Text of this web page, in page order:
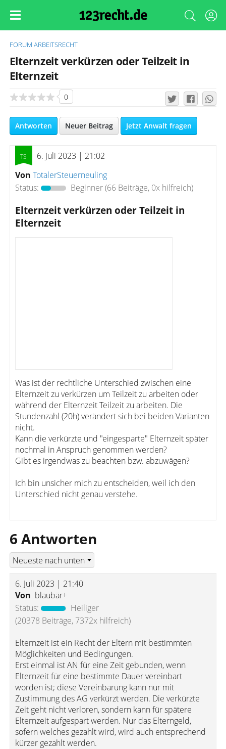
FORUM ARBEITSRECHT
Elternzeit verkürzen oder Teilzeit in
Elternzeit
0
Antworten Neuer Beitrag Jetzt Anwalt fragen
6. Juli 2023 | 21:02
Von TotalerSteuerneuling
Status:
Beginner(66 Beiträge, 0x hilfreich)
Elternzeit verkürzen oder Teilzeit in
Elternzeit
Was ist der rechtliche Unterschied zwischen eine
Elternzeit zu verkürzen um Teilzeit zu arbeiten oder
während der Elternzeit Teilzeit zu arbeiten. Die
Stundenzahl (20h) verändert sich bei beiden Varianten
nicht.
Kann die verkürzte und "eingesparte" Elternzeit später
nochmal in Anspruch genommen werden?
Gibt es irgendwas zu beachten bzw. abzuwägen?
Ich bin unsicher mich zu entscheiden, weil ich den
Unterschied nicht genau verstehe.
6 Antworten
6. Juli 2023 | 21:40
Von blaubär+
Status:
Heiliger
(20378 Beiträge, 7372x hilfreich)
Elternzeit ist ein Recht der Eltern mit bestimmten
Möglichkeiten und Bedingungen.
Erst einmal ist AN für eine Zeit gebunden, wenn
Elternzeit für eine bestimmte Dauer vereinbart
worden ist; diese Vereinbarung kann nur mit
Zustimmung des AG verkürzt werden. Die verkürzte
Zeit geht nicht verloren, sondern kann für spätere
Elternzeit aufgespart werden. Nur das Elterngeld,
sofern welches gezahlt wird, wird auch entsprechend
kürzer gezahlt werden.